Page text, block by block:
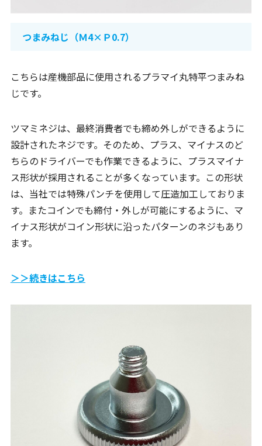
つまみねじ（Ｍ4×Ｐ0.7）
こちらは産機部品に使用されるプラマイ丸特平つまみね
じです。
ツマミネジは、最終消費者でも締め外しができるように
設計されたネジです。そのため、プラス、マイナスのど
ちらのドライバーでも作業できるように、プラスマイナ
ス形状が採用されることが多くなっています。この形状
は、当社では特殊パンチを使用して圧造加工しておりま
す。またコインでも締付・外しが可能にするように、マ
イナス形状がコイン形状に沿ったパターンのネジもあり
ます。
＞＞続きはこちら